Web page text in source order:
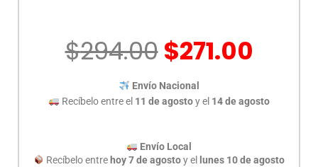
$294.00El
precio
original
era:
$294.00.
$271.00
es:
Envío Nacional
Recíbelo entre el 11 de agostoy el 14 de agosto
Envío Local
Recíbelo entre hoy 7 de agostoy el lunes 10 de agosto